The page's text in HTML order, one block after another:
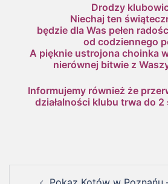
Drodzy
Niechaj ten
będzie dla Was pełen
od codziennego
A pięknie ustrojona choinka
nierównej bitwie z
Informujemy również że
działalności klubu trwa do